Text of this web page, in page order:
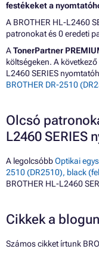
festékeket a
A BROTHER HL-L2460
patronokat és 0 eredeti
ATonerPartner
költségeken. A
L2460 SERIES
BROTHER DR-2510
Olcsó
L2460 SERIES
A legolcsóbbOptikai
2510 (DR2510), black
BROTHER HL-L2460
Cikkek a
Számos cikket írtunk